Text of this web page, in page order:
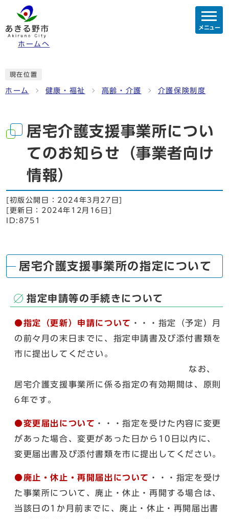
ホームへ
メニュー
現在位置
ホーム 健康・福祉 高齢・介護 介護保険制度
居宅介護支援事業所につい
てのお知らせ（事業者向け
情報）
[初版公開日： 2024年3月27日
[更新日： 2024年12月16日
ID:8751
居宅介護支援事業所の指定について
指定申請等の手続きについて
●指定（更新）申請について ・・・指定（予定）月
の前々月の末日までに、指定申請書及び添付書類を
市に提出してください。
なお、
居宅介護支援事業所に係る指定の有効期間は、原則
6年です。
●変更届出について ・・・指定を受けた内容に変更
があった場合、変更があった日から10日以内に、
変更届出書及び添付書類を市に提出してください。
●廃止・休止・再開届出について ・・・指定を受け
た事業所について、廃止・休止・再開する場合は、
当該日の1か月前までに、廃止・休止・再開届出書